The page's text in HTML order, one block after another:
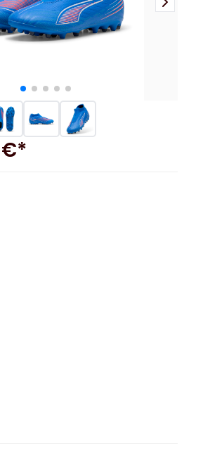
€*